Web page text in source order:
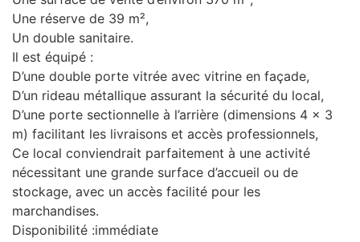
Une réserve de 39 m²,
Un double sanitaire.
Il est équipé :
D’une double porte vitrée avec vitrine en façade,
D’un rideau métallique assurant la sécurité du local,
D’une porte sectionnelle à l’arrière (dimensions 4 x 3
m) facilitant les livraisons et accès professionnels,
Ce local conviendrait parfaitement à une activité
nécessitant une grande surface d’accueil ou de
stockage, avec un accès facilité pour les
marchandises.
Disponibilité :immédiate